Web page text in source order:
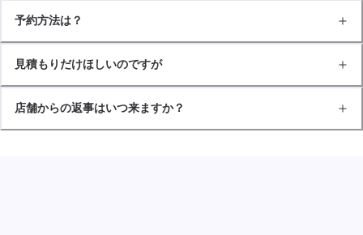
予約方法は？
見積もりだけほしいのですが
店舗からの返事はいつ来ますか？